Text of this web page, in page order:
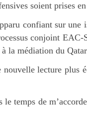
soient prises
confiant sur une
conjoint
la médiation du
lecture plus
temps de